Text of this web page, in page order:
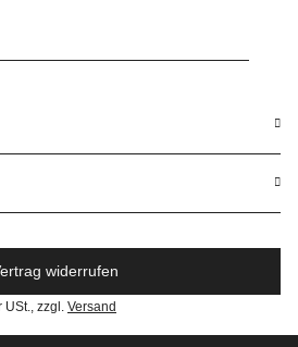
widerrufen
USt., zzgl. Versand